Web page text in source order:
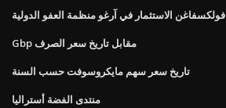
فولكسفاغن الاستثمار في آرغو منظمة العفو الدولية
Gbp مقابل تاريخ سعر الصرف
تاريخ سعر سهم مايكروسوفت حسب السنة
منتدى الفضة أستراليا